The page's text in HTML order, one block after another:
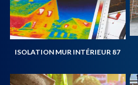
ISOLATION MUR INTÉRIEUR 87